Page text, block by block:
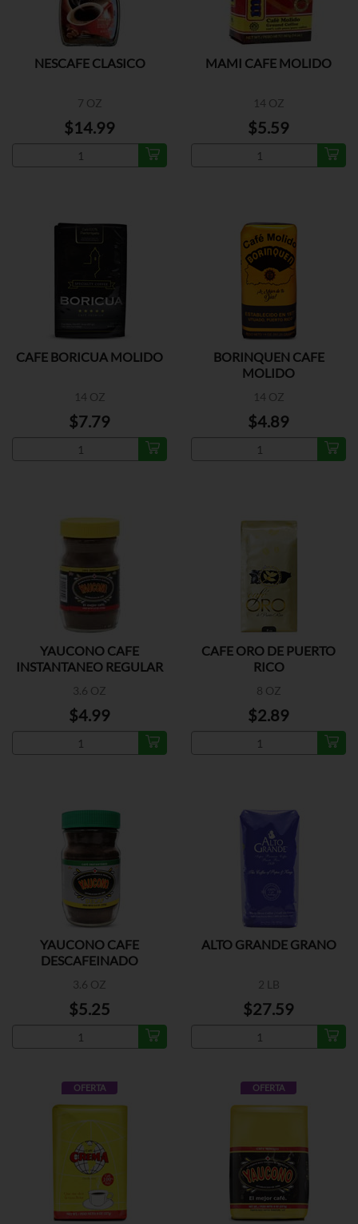
NESCAFE CLASICO
7 OZ
$14.99
MAMI CAFE MOLIDO
14 OZ
$5.59
CAFE BORICUA MOLIDO
14 OZ
$7.79
BORINQUEN CAFE
MOLIDO
14 OZ
$4.89
YAUCONO CAFE
INSTANTANEO REGULAR
3.6 OZ
$4.99
CAFE ORO DE PUERTO
RICO
8 OZ
$2.89
YAUCONO CAFE
DESCAFEINADO
3.6 OZ
$5.25
ALTO GRANDE GRANO
2 LB
$27.59
OFERTA OFERTA